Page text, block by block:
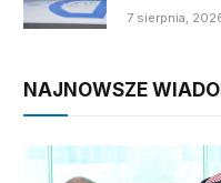
7 sierpnia,
NAJNOWSZE